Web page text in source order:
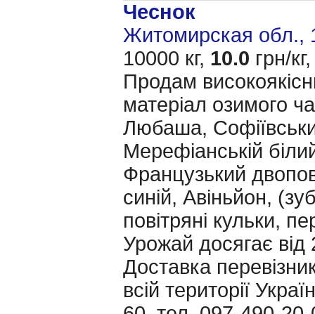
Чеснок
Житомирская обл.,
10000 кг, 10.0 грн/кг,
Продам
матеріал озимого
Любаша,
Мерефіанській
Французький
синій, Авіньйон,
повітряні кульки,
Урожай досягає від
Доставка
всій території